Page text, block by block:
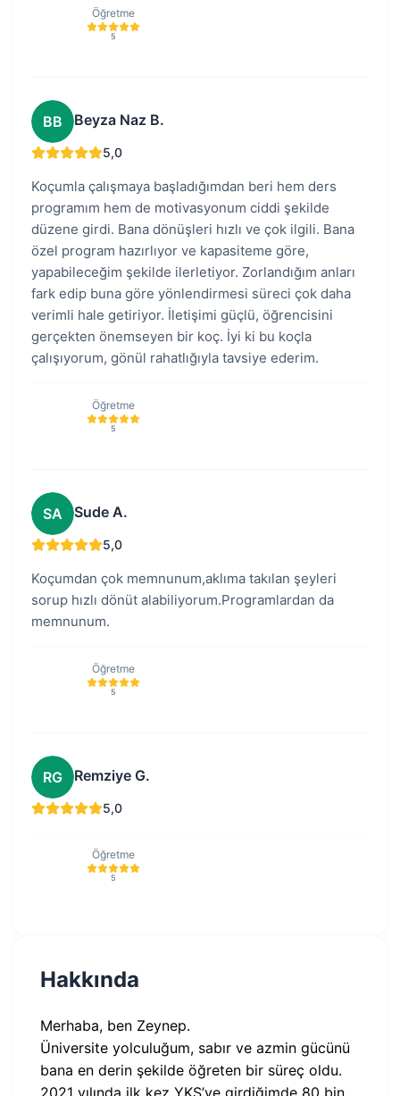
Öğretme
5
BB Beyza Naz B.
5,0
Koçumla çalışmaya başladığımdan beri hem ders
programım hem de motivasyonum ciddi şekilde
düzene girdi. Bana dönüşleri hızlı ve çok ilgili. Bana
özel program hazırlıyor ve kapasiteme göre,
yapabileceğim şekilde ilerletiyor. Zorlandığım anları
fark edip buna göre yönlendirmesi süreci çok daha
verimli hale getiriyor. İletişimi güçlü, öğrencisini
gerçekten önemseyen bir koç. İyi ki bu koçla
çalışıyorum, gönül rahatlığıyla tavsiye ederim.
Öğretme
5
SA Sude A.
5,0
Koçumdan çok memnunum,aklıma takılan şeyleri
sorup hızlı dönüt alabiliyorum.Programlardan da
memnunum.
Öğretme
5
RG Remziye G.
5,0
Öğretme
5
Hakkında
Merhaba, ben Zeynep.
Üniversite yolculuğum, sabır ve azmin gücünü
bana en derin şekilde öğreten bir süreç oldu.
2021 yılında ilk kez YKS’ye girdiğimde 80 bin